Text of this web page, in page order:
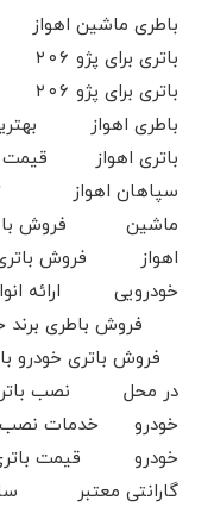
باطری ماشین
باتری
باتری
باطری اهواز
باتری اهواز قیمت
سپاهان اهواز
ماشین فروش
اهواز فروش باتری
خودرویی ارائه
فروش باطری برند
فروش باتری خودرو
در محل نصب
خودرو خدمات نصب
خودرو قیمت
گارانتی معتبر